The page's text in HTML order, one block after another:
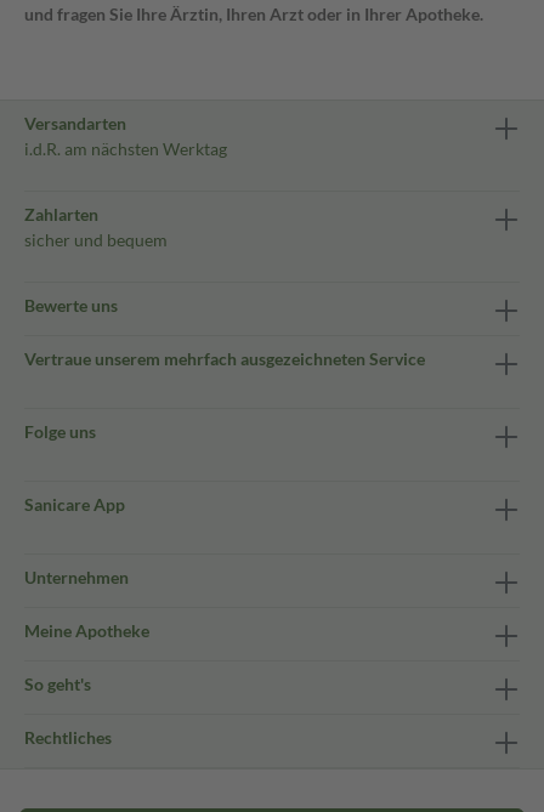
und fragen Sie Ihre Ärztin, Ihren Arzt oder in Ihrer Apotheke.
Versandarten
i.d.R. am nächsten Werktag
Zahlarten
sicher und bequem
Bewerte uns
Vertraue unserem mehrfach ausgezeichneten Service
Folge uns
Sanicare App
Unternehmen
Meine Apotheke
So geht's
Rechtliches